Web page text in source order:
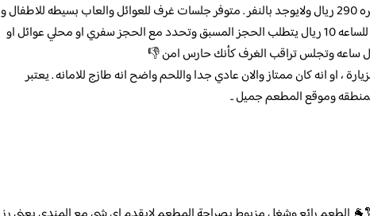
تم طلب اقل شيء ربع تيس سعره 290 ريال ولايوجد بالنفر . متوفر جلسات غرف للعوائل والعاب بسيطه للاطفال و
ايضا غرف للعزاب الغرفه سعرها للساعه 10 ريال يتطلب الحجز المسبق وتحدد مع الحجز سفري او محلي عوائل او
ساعه وتجلس تراقب الغرف كأنك حارس امن 👎
، او انه كان ممتاز والان عادي جدا واللحم واضح انه طازج للامانه . يعتبر
وموقع المطعم جميل ..